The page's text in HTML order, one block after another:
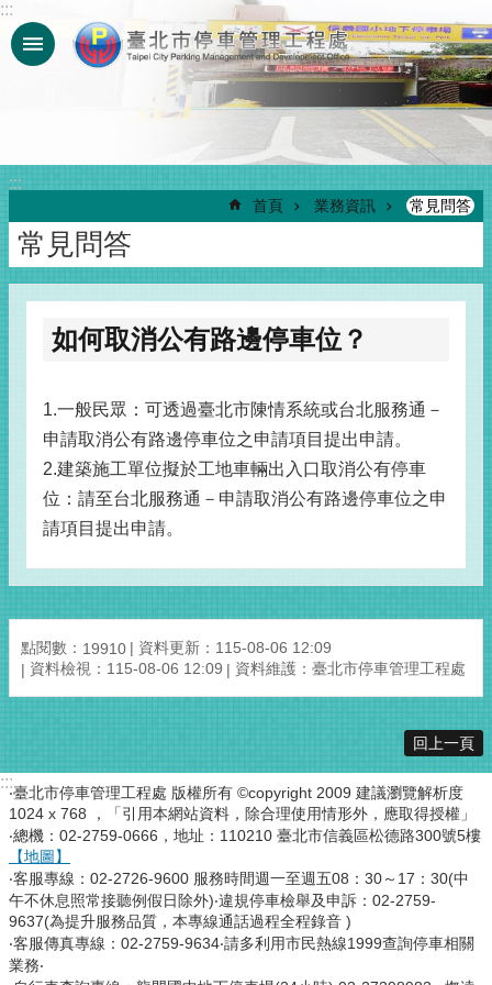
跳到主要內容區塊
:::
:::
首頁 業務資訊 常見問答
常見問答
如何取消公有路邊停車位？
1.一般民眾：可透過臺北市陳情系統或台北服務通－
申請取消公有路邊停車位之申請項目提出申請。
2.建築施工單位擬於工地車輛出入口取消公有停車
位：請至台北服務通－申請取消公有路邊停車位之申
請項目提出申請。
點閱數： 19910
資料更新：115-08-06 12:09
資料檢視：115-08-06 12:09
資料維護：臺北市停車管理工程處
回上一頁
:::
‧臺北市停車管理工程處 版權所有 ©copyright 2009 建議瀏覽解析度
1024 x 768 ，「引用本網站資料，除合理使用情形外，應取得授權」
‧總機：02-2759-0666，地址：110210 臺北市信義區松德路300號5樓
【地圖】
‧客服專線：02-2726-9600 服務時間週一至週五08：30～17：30(中
午不休息照常接聽例假日除外)‧違規停車檢舉及申訴：02-2759-
9637(為提升服務品質，本專線通話過程全程錄音 )
‧客服傳真專線：02-2759-9634‧請多利用市民熱線1999查詢停車相關
業務‧